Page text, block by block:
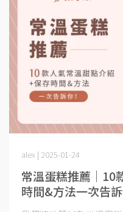
常溫蛋糕推薦｜10
時間&方法一次告
alex | 2025-01-24